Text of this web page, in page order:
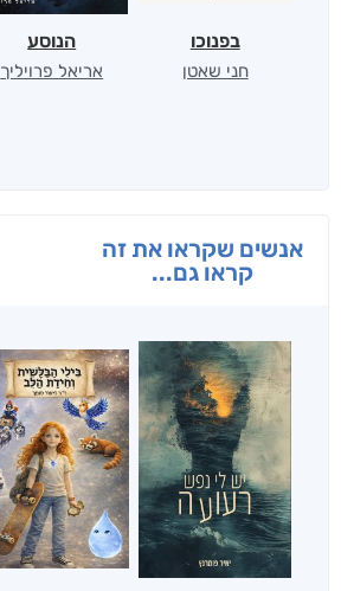
בפנוכו
חני שאטן
הנוסע
אריאל פרויליך
אנשים שקראו את זה
קראו גם...